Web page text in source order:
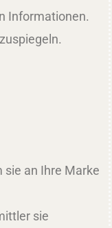
Informationen.
sie an Ihre Marke
sie